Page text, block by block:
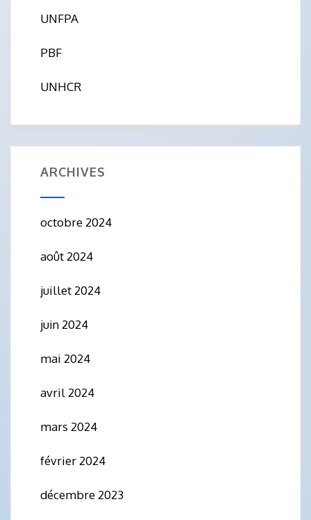
UNFPA
PBF
UNHCR
ARCHIVES
octobre 2024
août 2024
juillet 2024
juin 2024
mai 2024
avril 2024
mars 2024
février 2024
décembre 2023